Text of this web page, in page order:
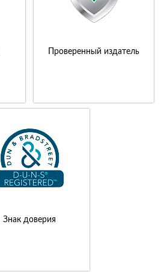
Проверенный издатель
Знак доверия